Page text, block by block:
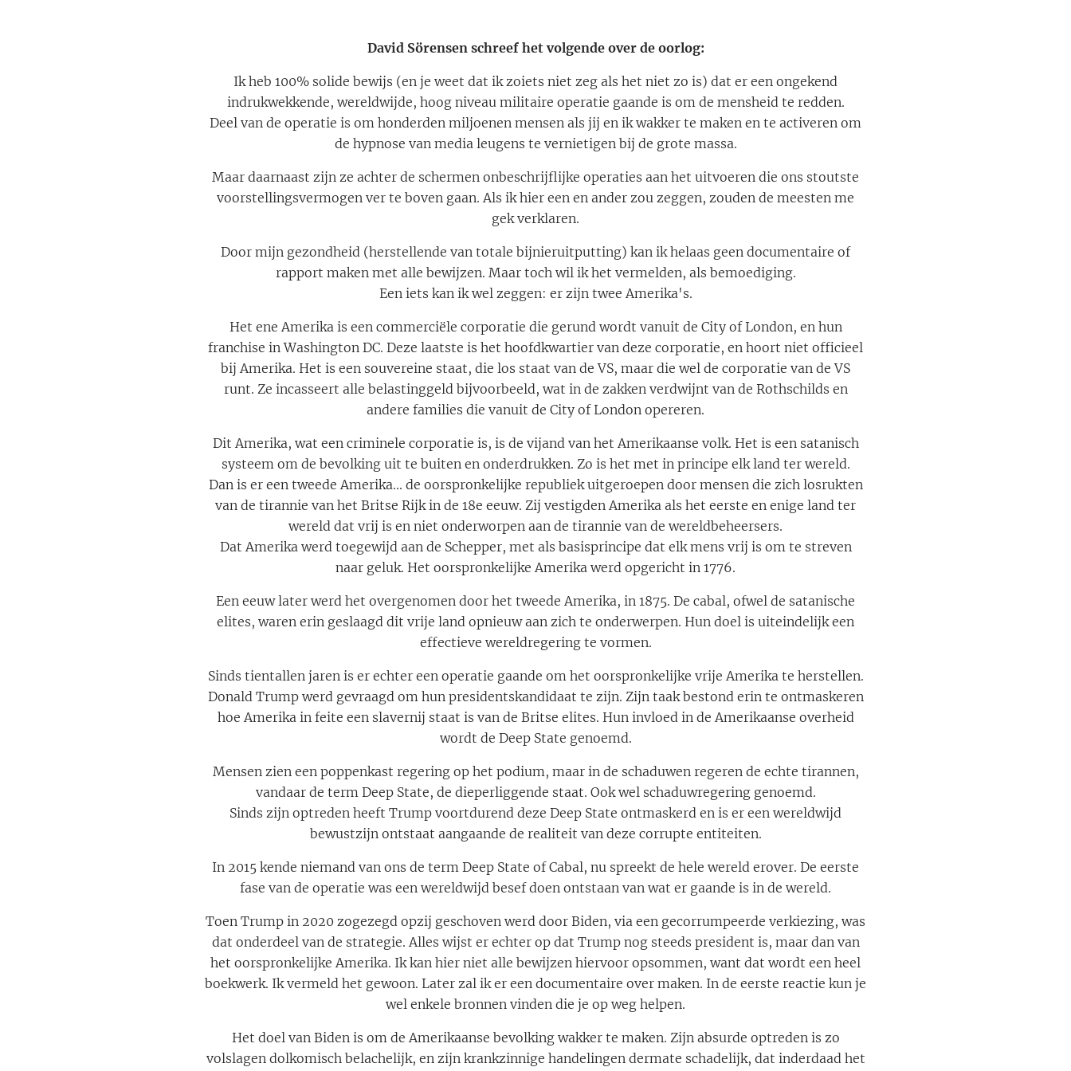
David Sörensen schreef het volgende over de oorlog:
Ik heb 100% solide bewijs (en je weet dat ik zoiets niet zeg als het niet zo is) dat er een ongekend
indrukwekkende, wereldwijde, hoog niveau militaire operatie gaande is om de mensheid te redden.
Deel van de operatie is om honderden miljoenen mensen als jij en ik wakker te maken en te activeren om
de hypnose van media leugens te vernietigen bij de grote massa.
Maar daarnaast zijn ze achter de schermen onbeschrijflijke operaties aan het uitvoeren die ons stoutste
voorstellingsvermogen ver te boven gaan. Als ik hier een en ander zou zeggen, zouden de meesten me
gek verklaren.
Door mijn gezondheid (herstellende van totale bijnieruitputting) kan ik helaas geen documentaire of
rapport maken met alle bewijzen. Maar toch wil ik het vermelden, als bemoediging.
Een iets kan ik wel zeggen: er zijn twee Amerika's.
Het ene Amerika is een commerciële corporatie die gerund wordt vanuit de City of London, en hun
franchise in Washington DC. Deze laatste is het hoofdkwartier van deze corporatie, en hoort niet officieel
bij Amerika. Het is een souvereine staat, die los staat van de VS, maar die wel de corporatie van de VS
runt. Ze incasseert alle belastinggeld bijvoorbeeld, wat in de zakken verdwijnt van de Rothschilds en
andere families die vanuit de City of London opereren.
Dit Amerika, wat een criminele corporatie is, is de vijand van het Amerikaanse volk. Het is een satanisch
systeem om de bevolking uit te buiten en onderdrukken. Zo is het met in principe elk land ter wereld.
Dan is er een tweede Amerika... de oorspronkelijke republiek uitgeroepen door mensen die zich losrukten
van de tirannie van het Britse Rijk in de 18e eeuw. Zij vestigden Amerika als het eerste en enige land ter
wereld dat vrij is en niet onderworpen aan de tirannie van de wereldbeheersers.
Dat Amerika werd toegewijd aan de Schepper, met als basisprincipe dat elk mens vrij is om te streven
naar geluk. Het oorspronkelijke Amerika werd opgericht in 1776.
Een eeuw later werd het overgenomen door het tweede Amerika, in 1875. De cabal, ofwel de satanische
elites, waren erin geslaagd dit vrije land opnieuw aan zich te onderwerpen. Hun doel is uiteindelijk een
effectieve wereldregering te vormen.
Sinds tientallen jaren is er echter een operatie gaande om het oorspronkelijke vrije Amerika te herstellen.
Donald Trump werd gevraagd om hun presidentskandidaat te zijn. Zijn taak bestond erin te ontmaskeren
hoe Amerika in feite een slavernij staat is van de Britse elites. Hun invloed in de Amerikaanse overheid
wordt de Deep State genoemd.
Mensen zien een poppenkast regering op het podium, maar in de schaduwen regeren de echte tirannen,
vandaar de term Deep State, de dieperliggende staat. Ook wel schaduwregering genoemd.
Sinds zijn optreden heeft Trump voortdurend deze Deep State ontmaskerd en is er een wereldwijd
bewustzijn ontstaat aangaande de realiteit van deze corrupte entiteiten.
In 2015 kende niemand van ons de term Deep State of Cabal, nu spreekt de hele wereld erover. De eerste
fase van de operatie was een wereldwijd besef doen ontstaan van wat er gaande is in de wereld.
Toen Trump in 2020 zogezegd opzij geschoven werd door Biden, via een gecorrumpeerde verkiezing, was
dat onderdeel van de strategie. Alles wijst er echter op dat Trump nog steeds president is, maar dan van
het oorspronkelijke Amerika. Ik kan hier niet alle bewijzen hiervoor opsommen, want dat wordt een heel
boekwerk. Ik vermeld het gewoon. Later zal ik er een documentaire over maken. In de eerste reactie kun je
wel enkele bronnen vinden die je op weg helpen.
Het doel van Biden is om de Amerikaanse bevolking wakker te maken. Zijn absurde optreden is zo
volslagen dolkomisch belachelijk, en zijn krankzinnige handelingen dermate schadelijk, dat inderdaad het